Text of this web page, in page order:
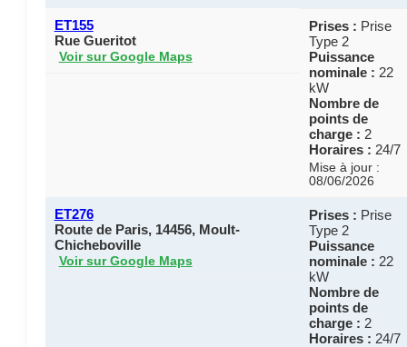
ET155
Rue Gueritot
Voir sur Google Maps
Prises : Prise
Type 2
Puissance
nominale : 22
kW
Nombre de
points de
charge : 2
Horaires : 24/7
Mise à jour :
08/06/2026
ET276
Route de Paris, 14456, Moult-
Chicheboville
Voir sur Google Maps
Prises : Prise
Type 2
Puissance
nominale : 22
kW
Nombre de
points de
charge : 2
Horaires : 24/7